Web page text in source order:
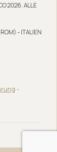
2026. ALLE
- ITALIEN
-